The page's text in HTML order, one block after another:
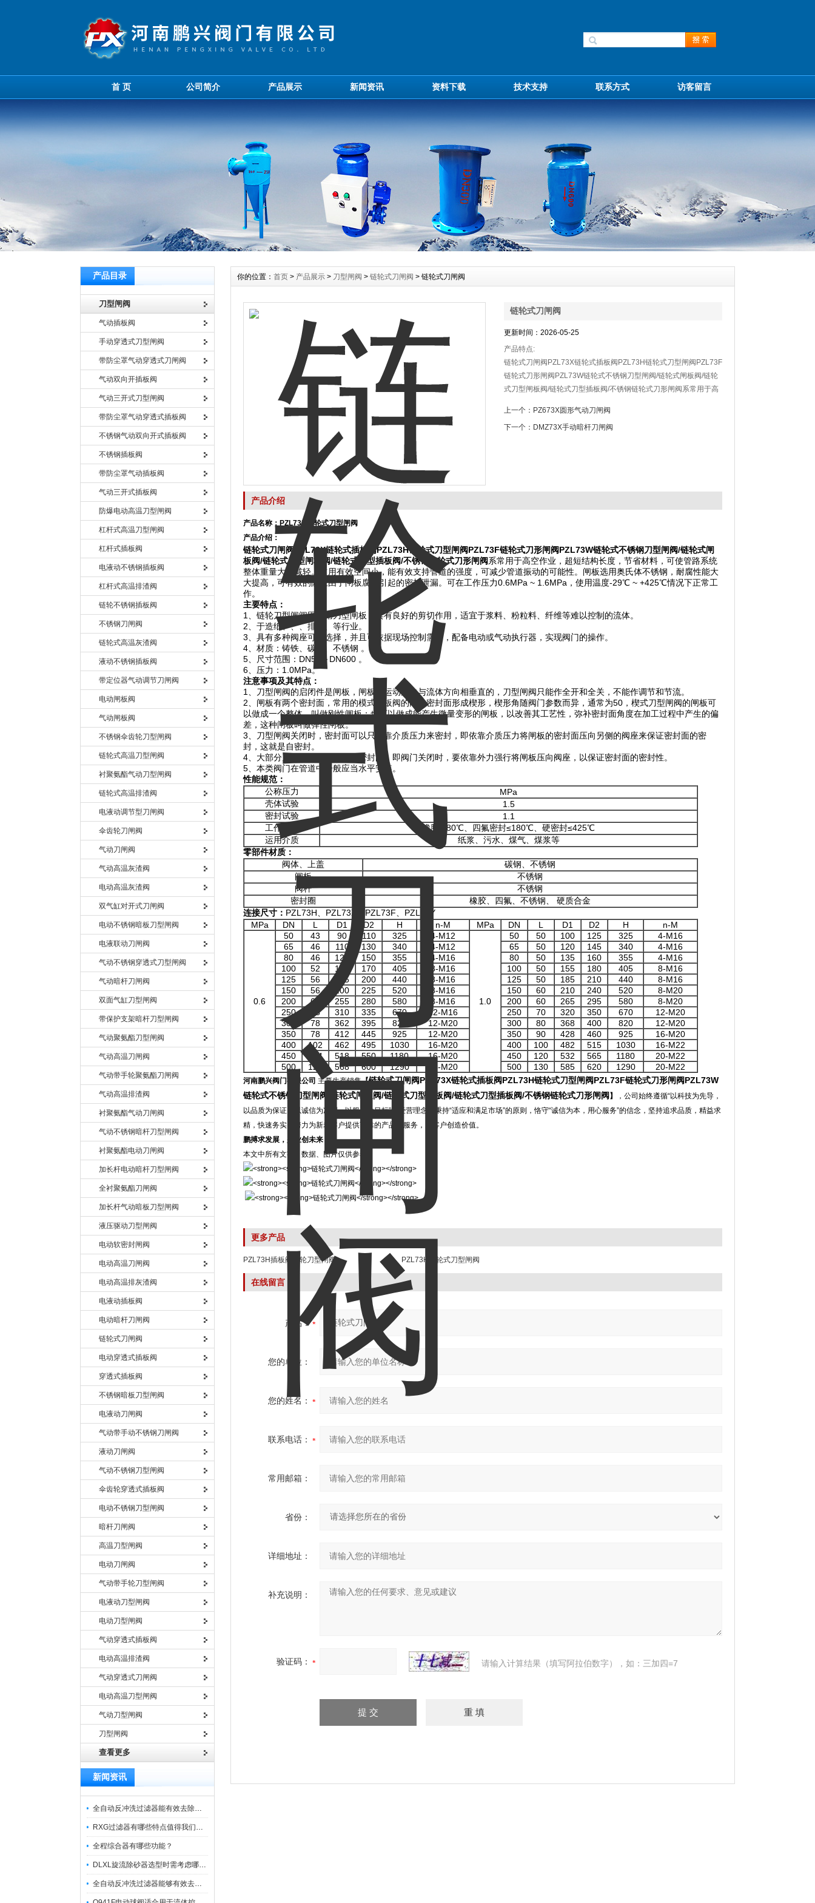
首 页 公司简介 产品展示 新闻资讯 资料下载 技术支持 联系方式 访客留言
产品目录
刀型闸阀
气动插板阀
手动穿透式刀型闸阀
带防尘罩气动穿透式刀闸阀
气动双向开插板阀
气动三开式刀型闸阀
带防尘罩气动穿透式插板阀
不锈钢气动双向开式插板阀
不锈钢插板阀
带防尘罩气动插板阀
气动三开式插板阀
防爆电动高温刀型闸阀
杠杆式高温刀型闸阀
杠杆式插板阀
电液动不锈钢插板阀
杠杆式高温排渣阀
链轮不锈钢插板阀
不锈钢刀闸阀
链轮式高温灰渣阀
液动不锈钢插板阀
带定位器气动调节刀闸阀
电动闸板阀
气动闸板阀
不锈钢伞齿轮刀型闸阀
链轮式高温刀型闸阀
衬聚氨酯气动刀型闸阀
链轮式高温排渣阀
电液动调节型刀闸阀
伞齿轮刀闸阀
气动刀闸阀
气动高温灰渣阀
电动高温灰渣阀
双气缸对开式刀闸阀
电动不锈钢暗板刀型闸阀
电液联动刀闸阀
气动不锈钢穿透式刀型闸阀
气动暗杆刀闸阀
双面气缸刀型闸阀
带保护支架暗杆刀型闸阀
气动聚氨酯刀型闸阀
气动高温刀闸阀
气动带手轮聚氨酯刀闸阀
气动高温排渣阀
衬聚氨酯气动刀闸阀
气动不锈钢暗杆刀型闸阀
衬聚氨酯电动刀闸阀
加长杆电动暗杆刀型闸阀
全衬聚氨酯刀闸阀
加长杆气动暗板刀型闸阀
液压驱动刀型闸阀
电动软密封闸阀
电动高温刀闸阀
电动高温排灰渣阀
电液动插板阀
电动暗杆刀闸阀
链轮式刀闸阀
电动穿透式插板阀
穿透式插板阀
不锈钢暗板刀型闸阀
电液动刀闸阀
气动带手动不锈钢刀闸阀
液动刀闸阀
气动不锈钢刀型闸阀
伞齿轮穿透式插板阀
电动不锈钢刀型闸阀
暗杆刀闸阀
高温刀型闸阀
电动刀闸阀
气动带手轮刀型闸阀
电液动刀型闸阀
电动刀型闸阀
气动穿透式插板阀
电动高温排渣阀
气动穿透式刀闸阀
电动高温刀型闸阀
气动刀型闸阀
刀型闸阀
查看更多
新闻资讯
全自动反冲洗过滤器能有效去除过滤介质上的杂质
RXG过滤器有哪些特点值得我们选择？
全程综合器有哪些功能？
DLXL旋流除砂器选型时需考虑哪些因素？
全自动反冲洗过滤器能够有效去除不同粒径的固体杂
你的位置： 首页 > 产品展示 > 刀型闸阀 > 链轮式刀闸阀 > 链轮式刀闸阀
链轮式刀闸阀
更新时间：2026-05-25
产品特点:
链轮式刀闸阀PZL73X链轮式插板阀PZL73H链轮式刀型闸阀PZL73F
链轮式刀形闸阀PZL73W链轮式不锈钢刀型闸阀/链轮式闸板阀/链轮
式刀型闸板阀/链轮式刀型插板阀/不锈钢链轮式刀形闸阀系常用于高
轻。
上一个： PZ673X圆形气动刀闸阀
下一个： DMZ73X手动暗杆刀闸阀
产品介绍
产品名称：PZL73H链轮式刀型闸阀
产品介绍：
链轮式刀闸阀 PZL73X链轮式插板阀PZL73H链轮式刀型闸阀PZL73F链轮式刀形闸阀PZL73W链轮式不锈钢刀型闸阀/链轮式闸
板阀/链轮式刀型闸板阀/链轮式刀型插板阀/不锈钢链轮式刀形闸阀系常用于高空作业，超短结构长度，节省材料，可使管路系统
整体重量大大减轻。占用有效空间小，能有效支持管道的强度，可减少管道振动的可能性。闸板选用奥氏体不锈钢，耐腐性能大
大提高，可有效的防止由于闸板腐蚀引起的密封泄漏。可在工作压力0.6MPa ~ 1.6MPa，使用温度-29℃ ~ +425℃情况下正常工
作。
主要特点：
1、链轮刀型闸阀因采用刀型闸板，具有良好的剪切作用，适宜于浆料、粉粒料、纤维等难以控制的流体。
2、于造纸、、、排水、等行业。
3、具有多种阀座可供选择，并且可依据现场控制需求，配备电动或气动执行器，实现阀门的操作。
4、材质：铸铁、碳钢、不锈钢 。
5、尺寸范围：DN50～DN600 。
6、压力：1.0MPa。
注意事项及其特点：
1、刀型闸阀的启闭件是闸板，闸板的运动方向与流体方向相垂直的，刀型闸阀只能作全开和全关，不能作调节和节流。
2、闸板有两个密封面，常用的模式闸板阀的两个密封面形成楔形，楔形角随阀门参数而异，通常为50，楔式刀型闸阀的闸板可
以做成一个整体，叫做刚性闸板；也可以做成能产生微量变形的闸板，以改善其工艺性，弥补密封面角度在加工过程中产生的偏
差，这种闸板叫做弹性闸板。
3、刀型闸阀关闭时，密封面可以只依靠介质压力来密封，即依靠介质压力将闸板的密封面压向另侧的阀座来保证密封面的密
封，这就是自密封。
4、大部分刀型闸阀是采用强制密封的，即阀门关闭时，要依靠外力强行将闸板压向阀座，以保证密封面的密封性。
5、本类阀门在管道中一般应当水平安装。
性能规范：
公称压力
MPa
壳体试验
1.5
密封试验
1.1
工作温度
橡胶≤ 80℃、四氟密封≤180℃、硬密封≤425℃
运用介质
纸浆、污水、煤气、煤浆等
零部件材质：
阀体、上盖
碳钢、不锈钢
闸板
不锈钢
阀杆
不锈钢
密封圈
橡胶、四氟、不锈钢、 硬质合金
连接尺寸： PZL73H、PZL73X、PZL73F、PZL73Y
MPa
DN L D1 D2 H n-M MPa DN L D1 D2 H n-M
0.6
50 43 90 110 325 4-M12
1.0
50 50 100 125 325
4-M16
65
46 110 130 340 4-M12 65 50 120 145 340
4-M16
80
46 125 150 355 4-M16 80 50 135 160 355
4-M16
100
52 145 170 405 8-M16 100 50 155 180 405
8-M16
125
56 175 200 440 8-M16 125 50 185 210 440
8-M16
150
56 200 225 520 8-M16 150 60 210 240 520
8-M20
200
60 255 280 580 8-M16 200 60 265 295 580
8-M20
250
68 310 335 670 12-M16 250 70 320 350 670
12-M20
300
78 362 395 820 12-M20 300 80 368 400 820
12-M20
350
78 412 445 925 12-M20 350 90 428 460 925
16-M20
400
102 462 495 1030 16-M20 400 100 482 515 1030
16-M22
450
114 518 550 1180 16-M20 450 120 532 565 1180
20-M22
500
127 568 600 1290 16-M20 500 130 585 620 1290 20-M22
河南鹏兴阀门有限公司 主要生产销售【链轮式刀闸阀PZL73X链轮式插板阀PZL73H链轮式刀型闸阀PZL73F链轮式刀形闸阀PZL73W
链轮式不锈钢刀型闸阀
链轮式闸板阀/链轮式刀型闸板阀/链轮式刀型插板阀/不锈钢链轮式刀形闸阀 】
，公司始终遵循“以科技为先导，
以品质为保证，以诚信为准则，以服务为目标”的经营理念，秉持“适应和满足市场”的原则，恪守“诚信为本，用心服务”的信念，坚持追求品质，精益求
精，快速务实，努力为新老客户提供可靠的产品与服务，为客户创造价值。
鹏搏求发展，兴业创未来！
本文中所有文字、数据、图片仅供参考。
更多产品
PZL73H插板阀链轮刀型闸阀 PZL73H链轮式刀型闸阀
在线留言
产品：
您的单位：
您的姓名：
联系电话：
常用邮箱：
省份：
详细地址：
补充说明：
验证码： 请输入计算结果（填写阿拉伯数字），如：三加四=7